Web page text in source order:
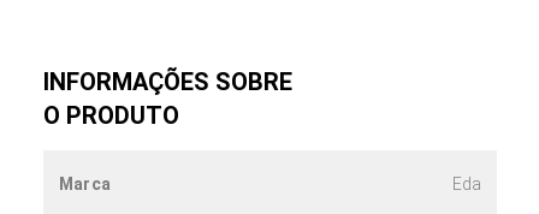
INFORMAÇÕES SOBRE
O PRODUTO
Marca Eda